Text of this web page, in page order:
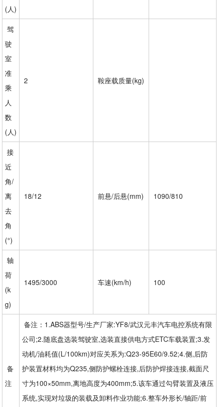
(人)
驾
驶
室
准
乘
人
数
(人)
2 鞍座载质量(kg)
接
近
角/
离
去
角
(°)
18/12 前悬/后悬(mm) 1090/810
轴
荷
(k
g)
1495/3000 车速(km/h) 100
备
注
备注：1.ABS器型号/生产厂家:YF8/武汉元丰汽车电控系统有限
公司;2.随底盘选装驾驶室,选装直接供电方式ETC车载装置;3.发
动机/油耗值(L/100km)对应关系为:Q23-95E60/9.52;4.侧,后防
护装置材料均为Q235,侧防护螺栓连接,后防护焊接连接,截面尺
寸为100×50mm,离地高度为400mm;5.该车通过勾臂装置及液压
系统,实现对垃圾的装载及卸料作业功能;6.整车外形长/轴距/前